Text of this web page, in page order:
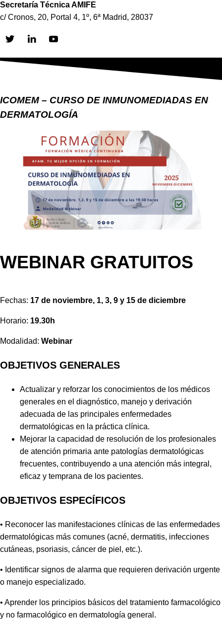
Secretaría Técnica AMIFE
c/ Cronos, 20, Portal 4, 1º, 6ª Madrid, 28037
Skip
ICOMEM – CURSO DE INMUNOMEDIADAS EN
DERMATOLOGÍA
WEBINAR GRATUITOS
Fechas: 17 de noviembre, 1, 3, 9 y 15 de diciembre
Horario: 19.30h
Modalidad: Webinar
OBJETIVOS GENERALES
Actualizar y reforzar los conocimientos de los médicos
generales en el diagnóstico, manejo y derivación
adecuada de las principales enfermedades
dermatológicas en la práctica clínica.
Mejorar la capacidad de resolución de los profesionales
de atención primaria ante patologías dermatológicas
frecuentes, contribuyendo a una atención más integral,
eficaz y temprana de los pacientes.
OBJETIVOS ESPECÍFICOS
• Reconocer las manifestaciones clínicas de las enfermedades
dermatológicas más comunes (acné, dermatitis, infecciones
cutáneas, psoriasis, cáncer de piel, etc.).
• Identificar signos de alarma que requieren derivación urgente
o manejo especializado.
• Aprender los principios básicos del tratamiento farmacológico
y no farmacológico en dermatología general.